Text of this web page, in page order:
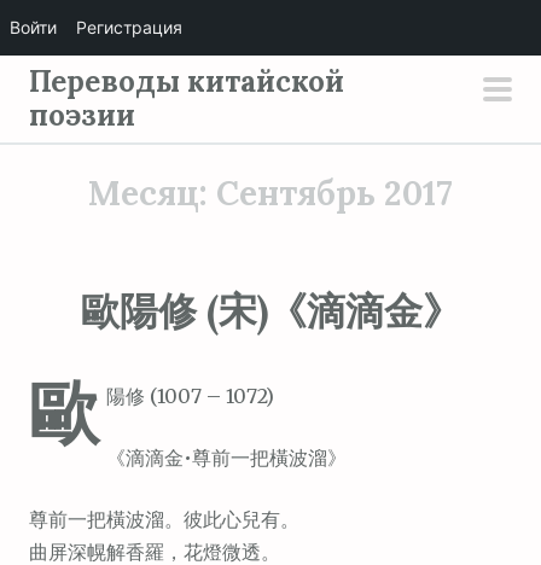
р
Переводы китайской
поэзии
Месяц: Сентябрь 2017
歐陽修 (宋)《滴滴金》
歐 陽修 (1007 – 1072)
《滴滴金•尊前一把橫波溜》
尊前一把橫波溜。彼此心兒有。
曲屏深幌解香羅，花燈微透。
Войти Регистрация